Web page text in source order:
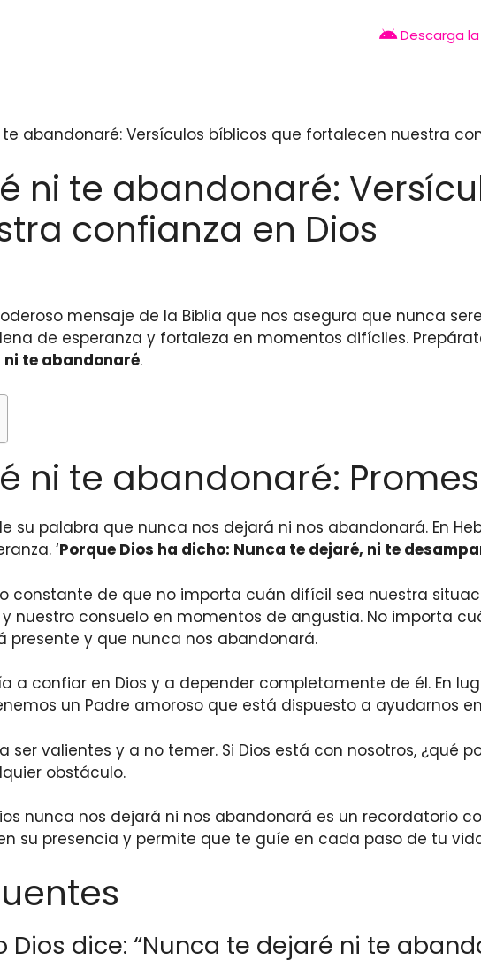
Descarga
abandonaré: Versículos bíblicos que fortalecen nuestra
ni te abandonaré:
confianza en Dios
mensaje de la Biblia que nos asegura que nunca
de esperanza y fortaleza en momentos difíciles.
ni te abandonaré.
ni te abandonaré:
su palabra que nunca nos dejará ni nos abandonará. En
‘Porque Dios ha dicho: Nunca te dejaré, ni te
constante de que no importa cuán difícil sea nuestra
nuestro consuelo en momentos de angustia. No importa
presente y que nunca nos abandonará.
a confiar en Dios y a depender completamente de él. En
un Padre amoroso que está dispuesto a ayudarnos
ser valientes y a no temer. Si Dios está con nosotros, ¿qué
obstáculo.
nunca nos dejará ni nos abandonará es un recordatorio
su presencia y permite que te guíe en cada paso de tu
dice: “Nunca te dejaré ni te